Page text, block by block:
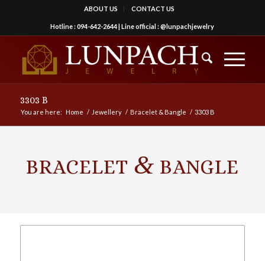
ABOUT US CONTACT US
Hotline :094-642-2644| Line official :@lunpachjewelry
3303 B
You are here: Home / Jewellery / Bracelet & Bangle / 3303 B
BRACELET & BANGLE